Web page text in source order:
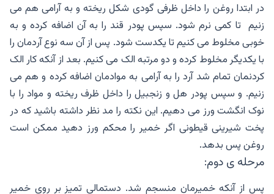
در ابتدا روغن را داخل ظرفی گودی شکل ریخته و به آرامی هم می
زنیم تا کمی نرم شود. سپس پودر قند را به آن اضافه کرده و به
خوبی مخلوط می کنیم تا یکدست شود. پس از آن سه نوع آردمان را
با یکدیگر مخلوط کرده و دو مرتبه الک می کنیم. بعد از آنکه کار الک
کردنمان تمام شد آرد را به آرامی به موادمان اضافه کرده و هم می
زنیم.‌ و سپس پودر هل و زنجبیل را داخل ظرف ریخته و مواد را با
نوک انگشت ورز می دهیم. این نکته را مد نظر داشته باشید که در
پخت شیرینی قیطونی اگر خمیر را محکم ورز دهید ممکن است
روغن پس بدهد.
مرحله ی دوم:
پس از آنکه خمیرمان منسجم شد. دستمالی تمیز بر روی خمیر